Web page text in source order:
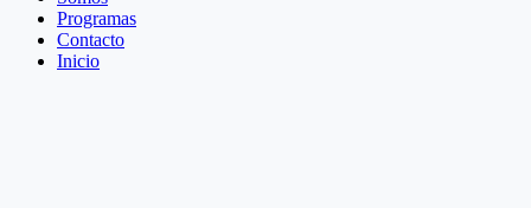
Programas
Contacto
Inicio